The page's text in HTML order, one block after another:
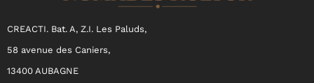
CREACTI. Bat. A, Z.I. Les Paluds,
58 avenue des Caniers,
13400 AUBAGNE